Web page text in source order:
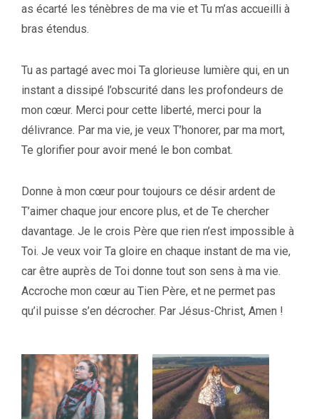
as écarté les ténèbres de ma vie et Tu m’as accueilli à
bras étendus.
Tu as partagé avec moi Ta glorieuse lumière qui, en un
instant a dissipé l’obscurité dans les profondeurs de
mon cœur. Merci pour cette liberté, merci pour la
délivrance. Par ma vie, je veux T’honorer, par ma mort,
Te glorifier pour avoir mené le bon combat.
Donne à mon cœur pour toujours ce désir ardent de
T’aimer chaque jour encore plus, et de Te chercher
davantage. Je le crois Père que rien n’est impossible à
Toi. Je veux voir Ta gloire en chaque instant de ma vie,
car être auprès de Toi donne tout son sens à ma vie.
Accroche mon cœur au Tien Père, et ne permet pas
qu’il puisse s’en décrocher. Par Jésus-Christ, Amen !